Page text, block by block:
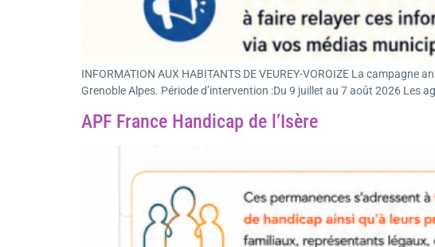
INFORMATION AUX HABITANTS DE VEUREY-VOROIZE La
Grenoble Alpes. Période d’intervention :Du 9 juillet au 7 août 2026 Les
APF France Handicap de l’Isère